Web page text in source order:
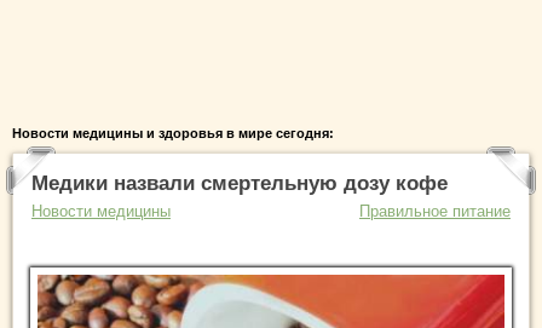
Новости медицины и здоровья в мире сегодня:
Медики назвали смертельную дозу кофе
Новости медицины Правильное питание